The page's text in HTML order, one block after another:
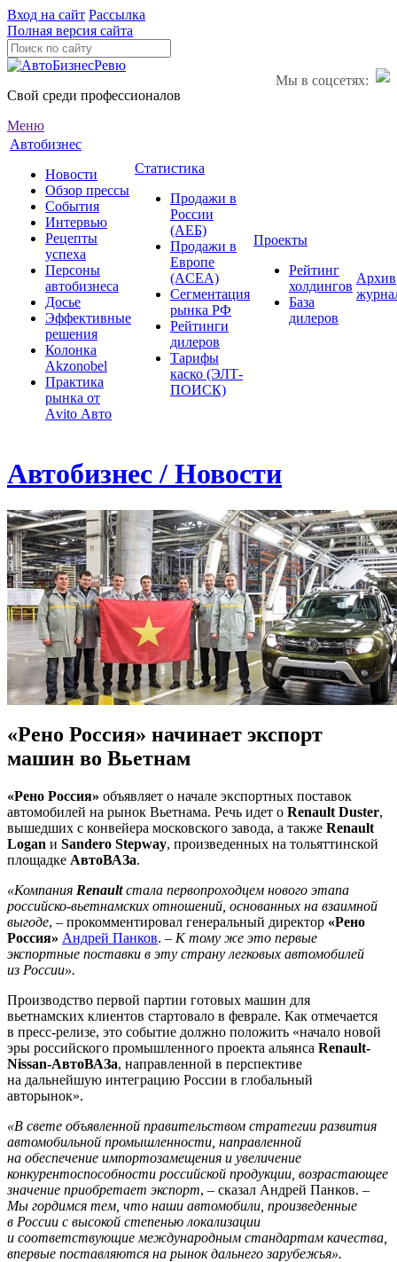
Вход на сайт Рассылка
Полная версия сайта
Мы в соцсетях:
Свой среди профессионалов
Меню
Автобизнес
Новости
Обзор прессы
События
Интервью
Рецепты
успеха
Персоны
автобизнеса
Досье
Эффективные
решения
Колонка
Akzonobel
Практика
рынка от
Аvito Авто
Статистика
Продажи в
России
(АЕБ)
Продажи в
Европе
(ACEA)
Сегментация
рынка РФ
Рейтинги
дилеров
Тарифы
каско (ЭЛТ-
ПОИСК)
Проекты
Рейтинг
холдингов
База
дилеров
Архив
Автобизнес / Новости
«Рено Россия» начинает экспорт
машин во Вьетнам
«Рено Россия» объявляет о начале экспортных поставок
автомобилей на рынок Вьетнама. Речь идет о Renault Duster,
вышедших с конвейера московского завода, а также Renault
Logan и Sandero Stepway, произведенных на тольяттинской
площадке АвтоВАЗа.
«Компания Renaultстала первопроходцем нового этапа
российско-вьетнамских отношений, основанных на взаимной
выгоде, – прокомментировал генеральный директор «Рено
Россия» Андрей Панков. – К тому же это первые
экспортные поставки в эту страну легковых автомобилей
из России».
Производство первой партии готовых машин для
вьетнамских клиентов стартовало в феврале. Как отмечается
в пресс-релизе, это событие должно положить «начало новой
эры российского промышленного проекта альянса Renault-
Nissan-АвтоВАЗа, направленной в перспективе
на дальнейшую интеграцию России в глобальный
авторынок».
«В свете объявленной правительством стратегии развития
автомобильной промышленности, направленной
на обеспечение импортозамещения и увеличение
конкурентоспособности российской продукции, возрастающее
значение приобретает экспорт, – сказал Андрей Панков. –
Мы гордимся тем, что наши автомобили, произведенные
в России с высокой степенью локализации
и соответствующие международным стандартам качества,
впервые поставляются на рынок дальнего зарубежья».